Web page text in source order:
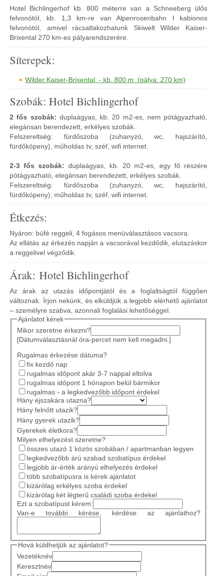
Hotel Bichlingerhof kb. 800 méterre van a Schneeberg ülős
felvonótól, kb. 1,3 km-re van Alpenrosenbahn I kabionos
felvonótól, amivel rácsatlakozhatunk Skiwelt Wilder Kaiser-
Brixental 270 km-es pályarendszerére.
Síterepek:
Wilder Kaiser-Brixental - kb. 800 m (pálya: 270 km)
Szobák: Hotel Bichlingerhof
2 fős szobák: duplaágyas, kb. 20 m2-es, nem pótágyazható,
elegánsan berendezett, erkélyes szobák.
Felszereltség: fürdőszoba (zuhanyzó, wc, hajszárító,
fürdőköpeny), műholdas tv, széf, wifi internet.
2-3 fős szobák: duplaágyas, kb. 20 m2-es, egy fő részére
pótágyazható, elegánsan berendezett, erkélyes szobák.
Felszereltség: fürdőszoba (zuhanyzó, wc, hajszárító,
fürdőköpeny), műholdas tv, széf, wifi internet.
Étkezés:
Nyáron: büfé reggeli, 4 fogásos menüválasztásos vacsora.
Az ellátás az érkezés napján a vacsorával kezdődik, elutazáskor
a reggelivel végződik.
Árak: Hotel Bichlingerhof
Az árak az utazás időpontjától és a foglaltságtól függően
változnak. Írjon nekünk, és elküldjük a legjobb elérhető ajánlatot
– személyre szabva, azonnali foglalási lehetőséggel.
Ajánlatot kérek
Mikor szeretne érkezni?
[Dátumválasztásnál óra-percet nem kell megadni.]
Rugalmas érkezése dátuma?
fix kezdő nap
rugalmas időpont akár 3-7 nappal eltolva
rugalmas időpont 1 hónapon belül bármikor
rugalmas - a legkedvezőbb időpont érdekel
Hány éjszakára utazna?
Hány felnőtt utazik?
Hány gyerek utazik?
Gyerekek életkora?
Milyen elhelyezést szeretne?
összes utazó 1 közös szobában / apartmanban legyen
legkedvezőbb árú szabad szobatípus érdekel
legjobb ár-érték arányú elhelyezés érdekel
több szobatípusra is kérek ajánlatot
kizárólag erkélyes szoba érdekel
kizárólag két légterű családi szoba érdekel
Ezt a szobatípust kérem:
Van-e további kérése, kérdése az ajánlathoz?
Hová küldhetjük az ajánlatot?
Vezetéknév
Keresztnév